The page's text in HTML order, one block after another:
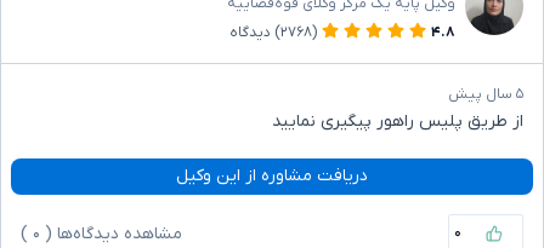
۴.۸
(۲۷۶۸) دیدگاه
۵ سال پیش
از طریق پلیس راهور پیگیری نمایید
دریافت مشاوره از این وکیل
۰ مشاهده دیدگاه‌ها ( ۰